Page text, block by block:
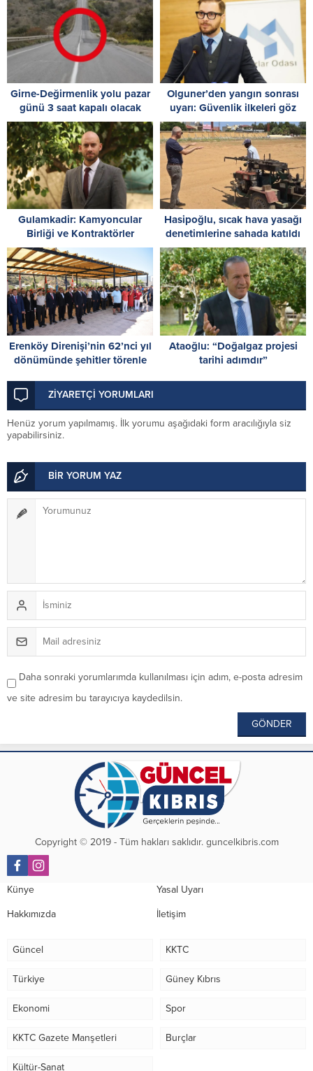
Girne-Değirmenlik yolu pazar
günü 3 saat kapalı olacak
Olguner’den yangın sonrası
uyarı: Güvenlik ilkeleri göz
ardı edilemez
Gulamkadir: Kamyoncular
Birliği ve Kontraktörler
Birlikleri’nin yürüttükleri
mücadelenin yanındayız
Hasipoğlu, sıcak hava yasağı
denetimlerine sahada katıldı
Erenköy Direnişi’nin 62’nci yıl
dönümünde şehitler törenle
Ataoğlu: “Doğalgaz projesi
tarihi adımdır”
ZİYARETÇİ YORUMLARI
Henüz yorum yapılmamış. İlk yorumu aşağıdaki form aracılığıyla siz
yapabilirsiniz.
BİR YORUM YAZ
Daha sonraki yorumlarımda kullanılması için adım, e-posta adresim
ve site adresim bu tarayıcıya kaydedilsin.
Copyright © 2019 - Tüm hakları saklıdır. guncelkibris.com
Künye Yasal Uyarı
Hakkımızda İletişim
Güncel KKTC
Türkiye Güney Kıbrıs
Ekonomi Spor
KKTC Gazete Manşetleri Burçlar
Kültür-Sanat